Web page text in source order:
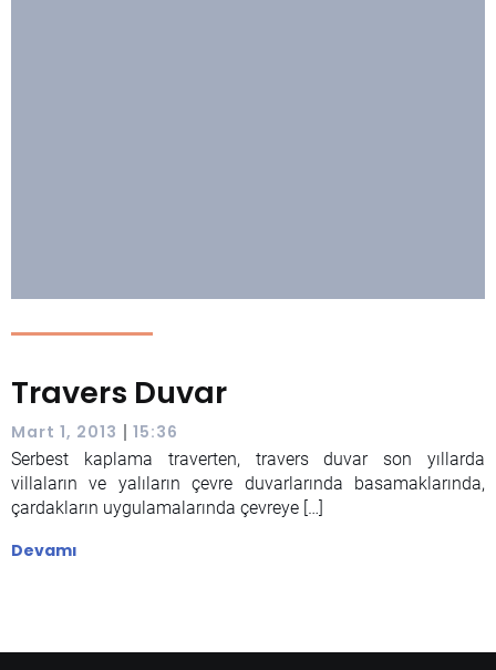
Travers Duvar
Mart 1, 2013 | 15:36
Serbest kaplama traverten, travers duvar son yıllarda
villaların ve yalıların çevre duvarlarında basamaklarında,
çardakların uygulamalarında çevreye […]
Devamı